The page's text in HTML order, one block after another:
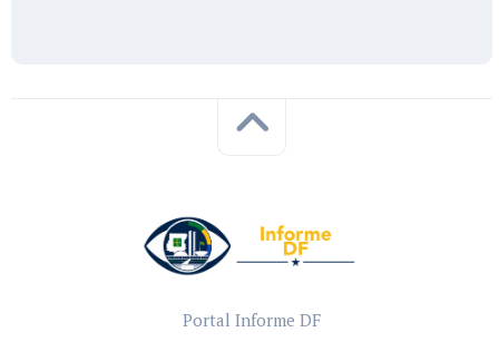
Portal Informe DF